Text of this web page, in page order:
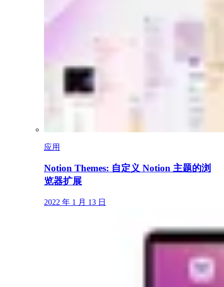
应用
Notion Themes: 自定义 Notion 主题的浏
览器扩展
2022 年 1 月 13 日